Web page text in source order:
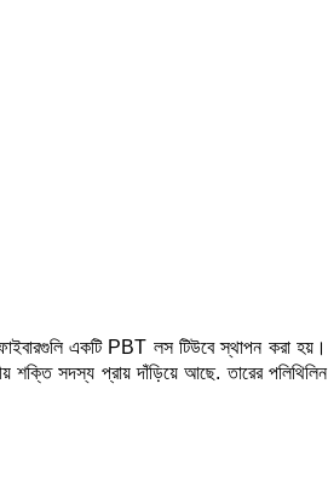
একটি PBT লস টিউবে স্থাপন করা হয়।
শক্তি সদস্য প্রায় দাঁড়িয়ে আছে. তারের পলিথিলিন